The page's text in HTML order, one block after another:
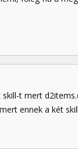
t mert
ennek a két